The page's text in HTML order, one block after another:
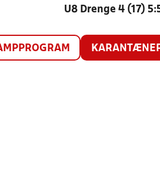
U8 Drenge 4 (17)